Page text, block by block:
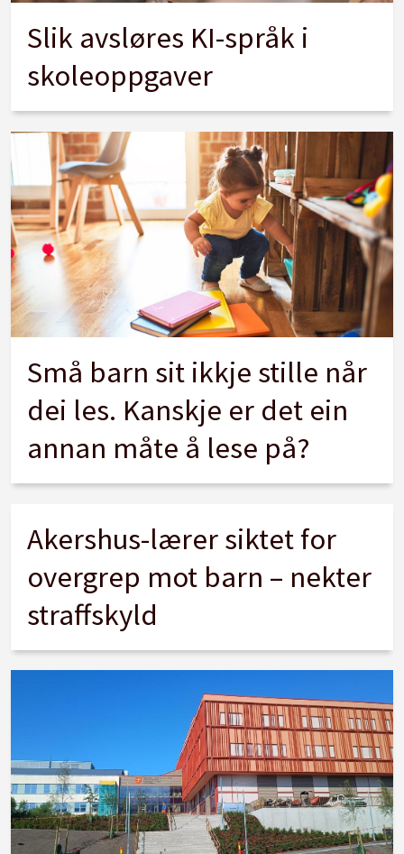
Slik avsløres KI-språk i
skoleoppgaver
Små barn sit ikkje stille når
dei les. Kanskje er det ein
annan måte å lese på?
Akershus-lærer siktet for
overgrep mot barn – nekter
straffskyld